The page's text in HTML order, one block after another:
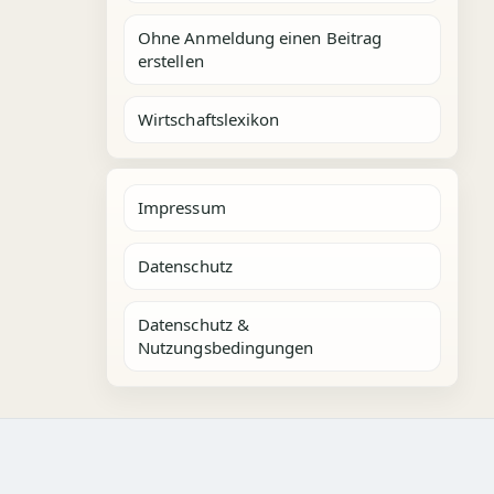
Ohne Anmeldung einen Beitrag
erstellen
Wirtschaftslexikon
Impressum
Datenschutz
Datenschutz &
Nutzungsbedingungen